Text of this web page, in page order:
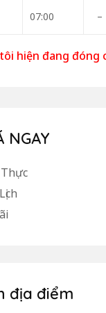
07:00 –
hiện đang đóng
NGAY
địa điểm